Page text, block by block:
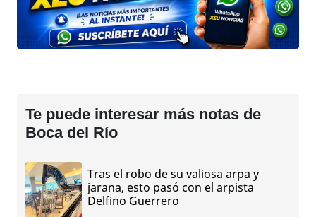
Te puede interesar más notas de
Boca del Río
Tras el robo de su valiosa arpa y
jarana, esto pasó con el arpista
Delfino Guerrero